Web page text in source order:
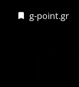
g-point.gr